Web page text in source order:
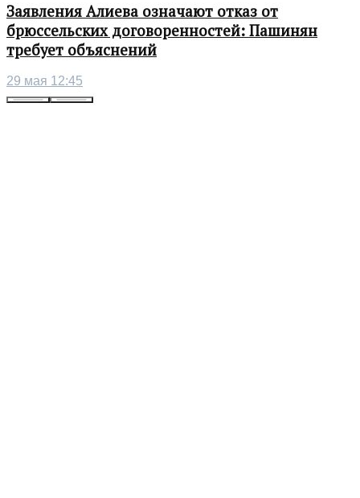
Заявления Алиева означают отказ от
брюссельских договоренностей: Пашинян
требует объяснений
29 мая 12:45